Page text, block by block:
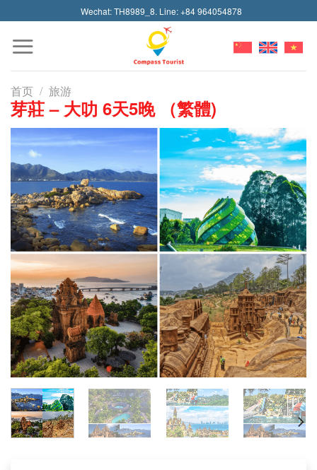
to
content
Wechat: TH8989_8. Line: +84 964054878
首页 / 旅游
芽莊 – 大叻 6天5晚 （繁體)